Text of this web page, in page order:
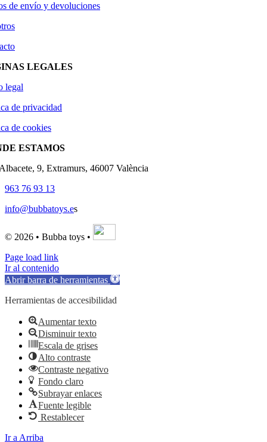
de envío y devoluciones
LEGALES
legal
de privacidad
de cookies
ESTAMOS
9, Extramurs, 46007 València
963 76 93 13
info@bubbatoys.es
© 2026 • Bubba toys •
Page load link
Ir al contenido
Abrir barra de herramientas
Herramientas de accesibilidad
Aumentar texto
Disminuir texto
Escala de grises
Alto contraste
Contraste negativo
Fondo claro
Subrayar enlaces
Fuente legible
Restablecer
Ir a Arriba